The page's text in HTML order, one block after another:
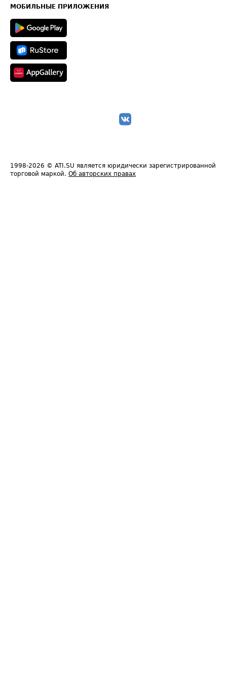
Техническая информация
МОБИЛЬНЫЕ ПРИЛОЖЕНИЯ
1998-2026 © ATI.SU является юридически зарегистрированной
торговой маркой. Об авторских правах